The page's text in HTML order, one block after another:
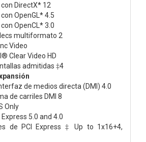
DirectX* 12
OpenGL* 4.5
OpenCL* 3.0
multiformato 2
Video
Clear Video HD
admitidas ‡4
de medios directa (DMI) 4.0
de carriles DMI 8
Only
Express 5.0 and 4.0
de PCI Express ‡ Up to 1x16+4,